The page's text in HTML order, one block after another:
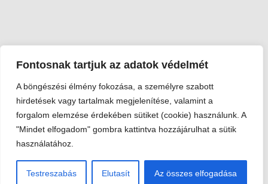
Fontosnak tartjuk az adatok védelmét
A böngészési élmény fokozása, a személyre szabott
hirdetések vagy tartalmak megjelenítése, valamint a
forgalom elemzése érdekében sütiket (cookie) használunk. A
"Mindet elfogadom" gombra kattintva hozzájárulhat a sütik
használatához.
Testreszabás Elutasít Az összes elfogadása
Viski Károly Múzeum Kalocsa
6300 Kalocsa, Szent István király út 25. · Telefon:
351
© 2026 Viski Károly Múzeum Kalocsa